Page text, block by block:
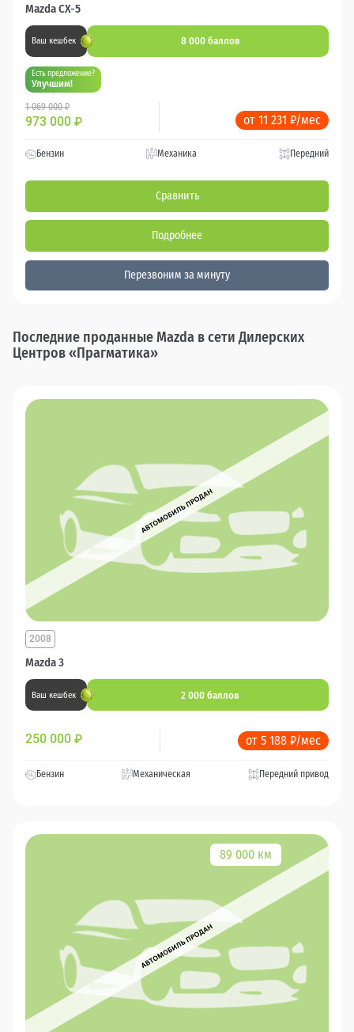
Mazda CX-5
Ваш кешбек 8 000 баллов
Есть предложение?
Улучшим!
1 069 000 ₽
973 000 ₽ от 11 231 ₽/мес
Бензин Механика Передний
Сравнить
Подробнее
Перезвоним за минуту
Последние проданные Mazda в сети Дилерских
Центров «Прагматика»
Mazda 3
2008
Ваш кешбек 2 000 баллов
250 000 ₽ от 5 188 ₽/мес
Бензин Механическая Передний привод
89 000 км